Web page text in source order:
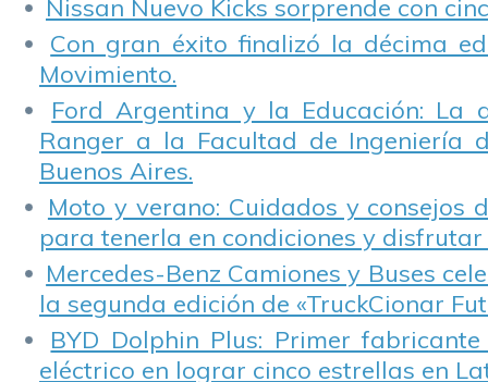
Nissan Nuevo Kicks sorprende con
Con gran éxito finalizó la décima
Movimiento.
Ford Argentina y la Educación: La
Ranger a la Facultad de Ingeniería
Buenos Aires.
Moto y verano: Cuidados y consejos
para tenerla en condiciones y disfrutar
Mercedes-Benz Camiones y Buses
la segunda edición de «TruckCionar
BYD Dolphin Plus: Primer
eléctrico en lograr cinco estrellas en